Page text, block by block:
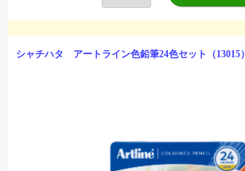
シャチハタ アートライン色鉛筆24色セット（13015）